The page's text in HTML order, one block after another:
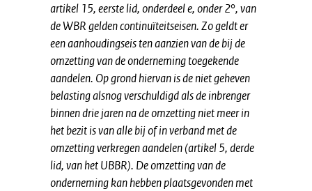
artikel 15, eerste lid, onderdeel e, onder 2°, van
de WBR gelden continuïteitseisen. Zo geldt er
een aanhoudingseis ten aanzien van de bij de
omzetting van de onderneming toegekende
aandelen. Op grond hiervan is de niet geheven
belasting alsnog verschuldigd als de inbrenger
binnen drie jaren na de omzetting niet meer in
het bezit is van alle bij of in verband met de
omzetting verkregen aandelen (artikel 5, derde
lid, van het UBBR). De omzetting van de
onderneming kan hebben plaatsgevonden met